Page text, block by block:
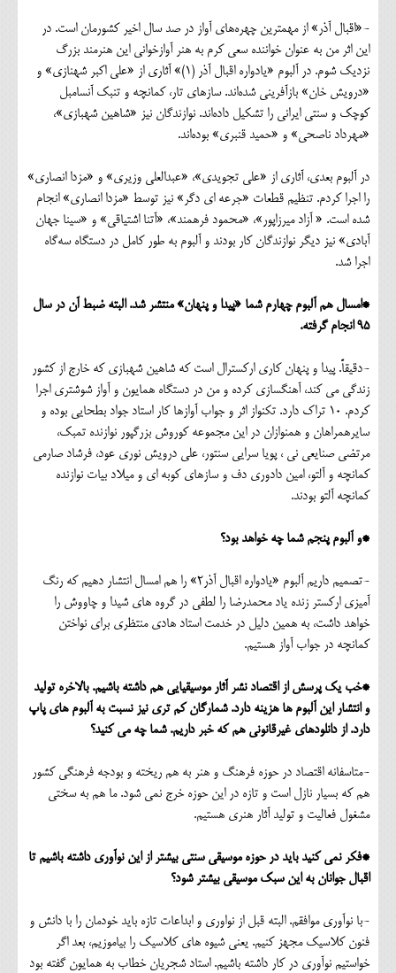
-«اقبال آذر» از مهمترین چهره‌های آواز در صد سال اخیر کشورمان است. در
این اثر من به عنوان خواننده سعی کرم به هنر آوازخوانی این هنرمند بزرگ
نزدیک شوم. در آلبوم «یادواره اقبال آذر (1)» آثاری از «علی اکبر شهنازی» و
«درویش خان» بازآفرینی شده‌اند. سازهای تار، کمانچه و تنبک آنسامبل
کوچک و سنتی ایرانی را تشکیل داده‌اند. نوازندگان نیز «شاهین شهبازی»،
«مهرداد ناصحی» و «حمید قنبری» بوده‌اند.
در آلبوم بعدی، آثاری از «علی تجویدی»، «عبدالعلی وزیری» و «مزدا انصاری»
را اجرا کردم. تنظیم قطعات «جرعه ای دگر» نیز توسط «مزدا انصاری» انجام
شده است. « آزاد میرزاپور»، «محمود فرهمند»، «آتنا اشتیاقی» و «سینا جهان
آبادی» نیز دیگر نوازندگان کار بودند و آلبوم به طور کامل در دستگاه سه‌گاه
اجرا شد.
*امسال هم آلبوم چهارم شما «پیدا و پنهان» منتشر شد. البته ضبط آن در سال
95 انجام گرفته.
-دقیقاً. پیدا و پنهان کاری ارکسترال است که شاهین شهبازی که خارج از کشور
زندگی می کند، آهنگسازی کرده و من در دستگاه همایون و آواز شوشتری اجرا
کردم. 10 تراک دارد. تکنواز اثر و جواب آوازها کار استاد جواد بطحایی بوده و
سایرهمراهان و همنوازان در این مجموعه کوروش بزرگپور نوازنده تمبک،
مرتضی صنایعی نی ، پویا سرایی سنتور، علی درویش نوری عود، فرشاد صارمی
کمانچه و آلتو، امین دادوری دف و سازهای کوبه ای و میلاد بیات نوازنده
کمانچه آلتو بودند.
*و آلبوم پنجم شما چه خواهد بود؟
-تصمیم داریم آلبوم «یادواره اقبال آذر2» را هم امسال انتشار دهیم که رنگ
آمیزی ارکستر زنده یاد محمدرضا را لطفی در گروه های شیدا و چاووش را
خواهد داشت، به همین دلیل در خدمت استاد هادی منتظری برای نواختن
کمانچه در جواب آواز هستیم.
*خب یک پرسش از اقتصاد نشر آثار موسیقیایی هم داشته باشیم. بالاخره تولید
و انتشار این آلبوم ها هزینه دارد. شمارگان کم تری نیز نسبت به آلبوم های پاپ
دارد. از دانلودهای غیرقانونی هم که خبر داریم. شما چه می کنید؟
-متاسفانه اقتصاد در حوزه فرهنگ و هنر به هم ریخته و بودجه فرهنگی کشور
هم که بسیار نازل است و تازه در این حوزه خرج نمی شود. ما هم به سختی
مشغول فعالیت و تولید آثار هنری هستیم.
*فکر نمی کنید باید در حوزه موسیقی سنتی بیشتر از این نوآوری داشته باشیم تا
اقبال جوانان به این سبک موسیقی بیشتر شود؟
-با نوآوری موافقم. البته قبل از نواوری و ابداعات تازه باید خودمان را با دانش و
فنون کلاسیک مجهز کنیم. یعنی شیوه های کلاسیک را بیاموزیم، بعد اگر
خواستیم نوآوری در کار داشته باشیم. استاد شجریان خطاب به همایون گفته بود